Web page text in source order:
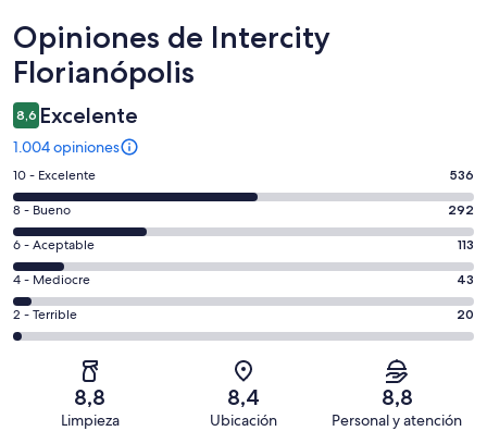
Opiniones
Opiniones de Intercity
Florianópolis
8,6 Excelente
1.004 opiniones
Evaluación:
10
-
Excelente.
536
de
1004
opiniones
10 - Excelente 536
Evaluación:
8
-
Bueno.
292
de
1004
opiniones
8 - Bueno 292
Evaluación:
6
-
Aceptable.
113
opiniones
6 - Aceptable 113
Evaluación:
4
-
4 - Mediocre 43
Evaluación:
2
2 - Terrible 20
8,8
Limpieza
8,4
Ubicación
8,8
Personal y atención